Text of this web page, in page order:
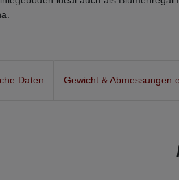
Daten Gewicht & Abmessungen